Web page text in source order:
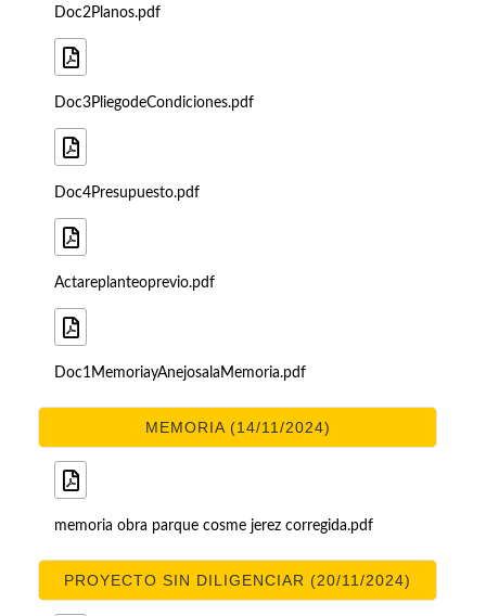
Doc2Planos.pdf
Doc3PliegodeCondiciones.pdf
Doc4Presupuesto.pdf
Actareplanteoprevio.pdf
Doc1MemoriayAnejosalaMemoria.pdf
MEMORIA (14/11/2024)
memoria obra parque cosme jerez corregida.pdf
PROYECTO SIN DILIGENCIAR (20/11/2024)